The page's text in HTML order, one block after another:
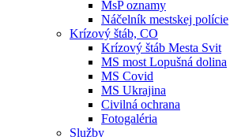
MsP oznamy
Náčelník mestskej polície
Krízový štáb, CO
Krízový štáb Mesta Svit
MS most Lopušná dolina
MS Covid
MS Ukrajina
Civilná ochrana
Fotogaléria
Služby